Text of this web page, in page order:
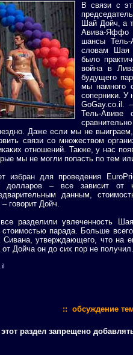
В связи с
Шай Дойч, а
Авива-Яффо
шансы Тель-
словам Шая
было
война в
будущего
мы намного
соперники. У
GoGay.co.il.
Тель-Авиве
Даже если мы не
связи со множеством
отношений. Также, у нас
мы не могли попасть по тем
избран для проведения
долларов – все зависит от
данным,
говорит Дойч.
разделили увлеченность
парада. Больше
утверждающего, что на
от Дойча он до сих пор не получил.
:: обсуждение
раздел запрещено